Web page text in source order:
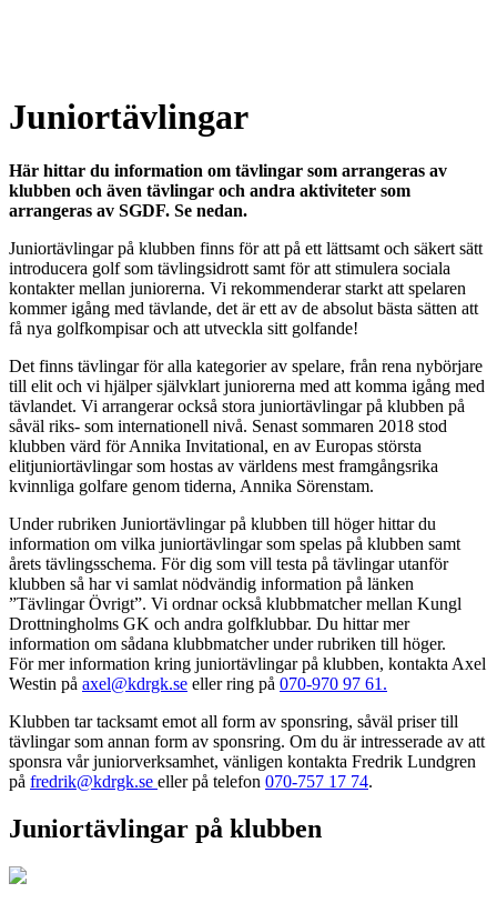
Juniortävlingar
Här hittar du information om tävlingar som arrangeras av
klubben och även tävlingar och andra aktiviteter som
arrangeras av SGDF. Se nedan.
Juniortävlingar på klubben finns för att på ett lättsamt och säkert sätt
introducera golf som tävlingsidrott samt för att stimulera sociala
kontakter mellan juniorerna. Vi rekommenderar starkt att spelaren
kommer igång med tävlande, det är ett av de absolut bästa sätten att
få nya golfkompisar och att utveckla sitt golfande!
Det finns tävlingar för alla kategorier av spelare, från rena nybörjare
till elit och vi hjälper självklart juniorerna med att komma igång med
tävlandet. Vi arrangerar också stora juniortävlingar på klubben på
såväl riks- som internationell nivå. Senast sommaren 2018 stod
klubben värd för Annika Invitational, en av Europas största
elitjuniortävlingar som hostas av världens mest framgångsrika
kvinnliga golfare genom tiderna, Annika Sörenstam.
Under rubriken Juniortävlingar på klubben till höger hittar du
information om vilka juniortävlingar som spelas på klubben samt
årets tävlingsschema. För dig som vill testa på tävlingar utanför
klubben så har vi samlat nödvändig information på länken
”Tävlingar Övrigt”. Vi ordnar också klubbmatcher mellan Kungl
Drottningholms GK och andra golfklubbar. Du hittar mer
information om sådana klubbmatcher under rubriken till höger.
För mer information kring juniortävlingar på klubben, kontakta Axel
Westin på axel@kdrgk.se eller ring på 070-970 97 61.
Klubben tar tacksamt emot all form av sponsring, såväl priser till
tävlingar som annan form av sponsring. Om du är intresserade av att
sponsra vår juniorverksamhet, vänligen kontakta Fredrik Lundgren
på fredrik@kdrgk.se eller på telefon 070-757 17 74.
Juniortävlingar på klubben